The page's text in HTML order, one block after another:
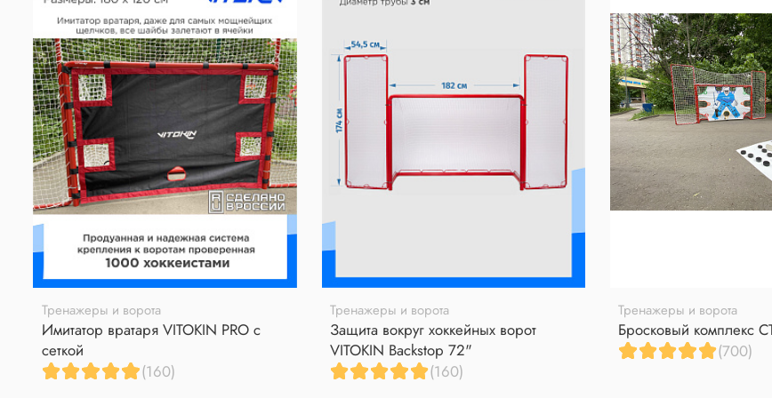
Тренажеры и ворота
Имитатор вратаря VITOKIN PRO с
сеткой
(160)
Тренажеры и ворота
Защита вокруг хоккейных ворот
VITOKIN Backstop 72"
(160)
Тренажеры и ворота
Бросковый комплекс
(700)